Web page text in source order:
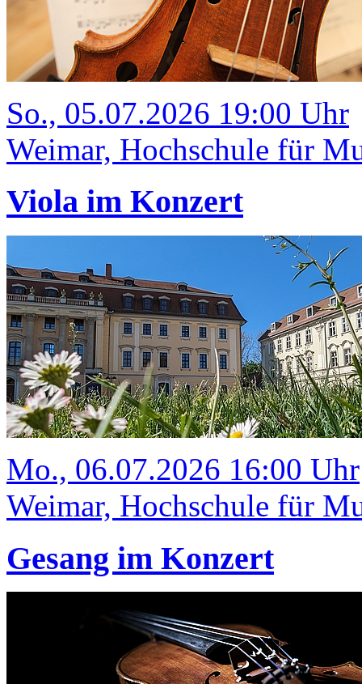
So., 05.07.2026 19:00 Uhr
Weimar, Hochschule für
Viola im Konzert
Mo., 06.07.2026 16:00 Uhr
Weimar, Hochschule für
Gesang im Konzert